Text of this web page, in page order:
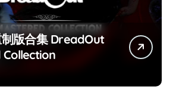
版合集 DreadOut